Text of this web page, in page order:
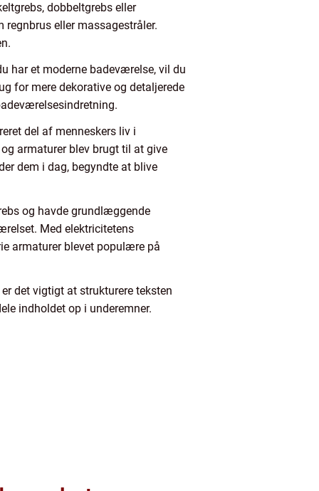
dobbeltgrebs eller
eller massagestråler.
har et moderne badeværelse, vil du
for mere dekorative og detaljerede
del af menneskers liv i
armaturer blev brugt til at give
dem i dag, begyndte at blive
og havde grundlæggende
Med elektricitetens
armaturer blevet populære på
det vigtigt at strukturere teksten
indholdet op i underemner.